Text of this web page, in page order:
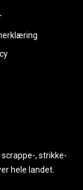
, strikke-
hele landet.